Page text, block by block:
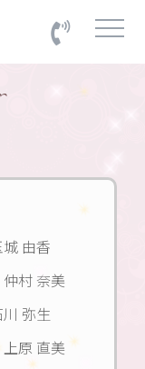
由香
仲村 奈美
川 弥生
上原 直美